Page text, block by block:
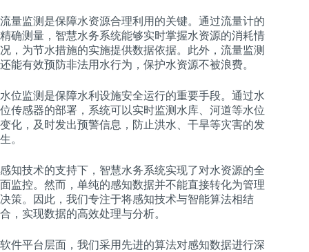
流量监测是保障水资源合理利用的关键。通过流量计的
精确测量，智慧水务系统能够实时掌握水资源的消耗情
况，为节水措施的实施提供数据依据。此外，流量监测
还能有效预防非法用水行为，保护水资源不被浪费。
水位监测是保障水利设施安全运行的重要手段。通过水
位传感器的部署，系统可以实时监测水库、河道等水位
变化，及时发出预警信息，防止洪水、干旱等灾害的发
生。
感知技术的支持下，智慧水务系统实现了对水资源的全
面监控。然而，单纯的感知数据并不能直接转化为管理
决策。因此，我们专注于将感知技术与智能算法相结
合，实现数据的高效处理与分析。
软件平台层面，我们采用先进的算法对感知数据进行深